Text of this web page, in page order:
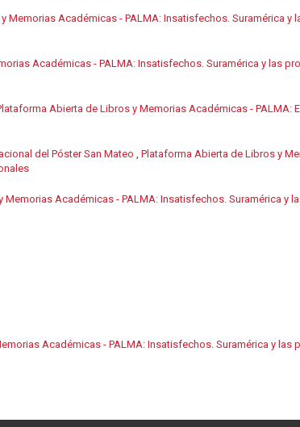
Memorias Académicas - PALMA: Insatisfechos. Suramérica
Académicas - PALMA: Insatisfechos. Suramérica y las
Abierta de Libros y Memorias Académicas - PALMA:
del Póster San Mateo , Plataforma Abierta de Libros y
Memorias Académicas - PALMA: Insatisfechos. Suramérica y
Académicas - PALMA: Insatisfechos. Suramérica y